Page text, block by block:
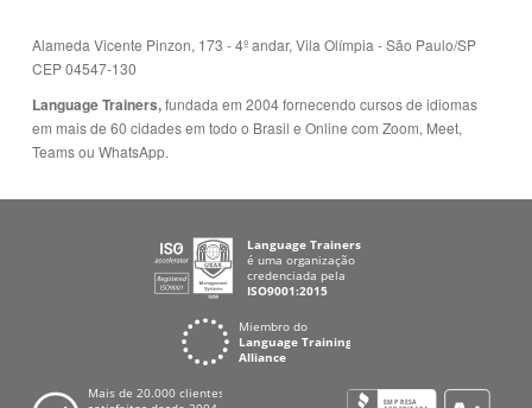
Alameda Vicente Pinzon, 173 - 4º andar, Vila Olímpia - São Paulo/SP
CEP 04547-130
Language Trainers,fundada em 2004 fornecendo cursos de idiomas
em mais de 60 cidades em todo o Brasil e Online com Zoom, Meet,
Teams ou WhatsApp.